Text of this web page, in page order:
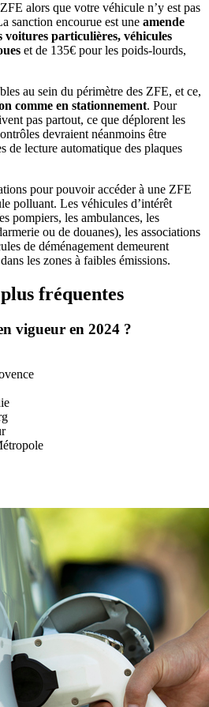
alors que votre véhicule n’y est pas
sanction encourue est une amende
particulières, véhicules
et de 135€ pour les poids-lourds,
au sein du périmètre des ZFE, et ce,
comme en stationnement. Pour
pas partout, ce que déplorent les
devraient néanmoins être
de lecture automatique des plaques
pour pouvoir accéder à une ZFE
polluant. Les véhicules d’intérêt
pompiers, les ambulances, les
ou de douanes), les associations
de déménagement demeurent
les zones à faibles émissions.
fréquentes
vigueur en 2024 ?